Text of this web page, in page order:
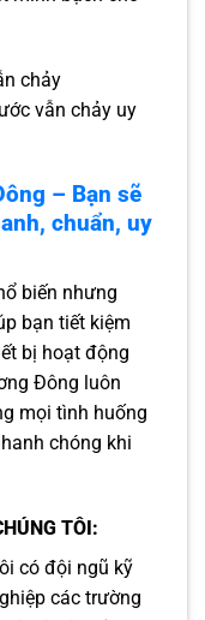
vẫn chảy uy
– Bạn sẽ
chuẩn, uy
biến nhưng
bạn tiết kiệm
bị hoạt động
Đông luôn
mọi tình huống
chóng khi
TÔI:
có đội ngũ kỹ
các trường